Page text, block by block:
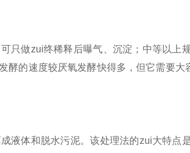
只做zui终稀释后曝气 沉淀 ；中等以上
酵的速度较厌氧发酵快得多，但它需要大
体和脱水污泥。该处理法的zui大特点